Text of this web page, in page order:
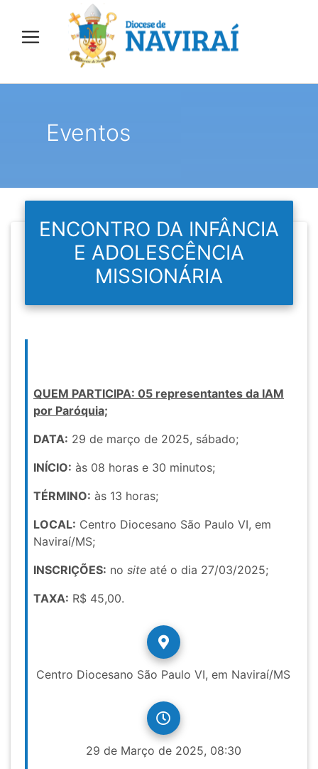
Eventos
ENCONTRO DA INFÂNCIA
E ADOLESCÊNCIA
MISSIONÁRIA
QUEM PARTICIPA: 05 representantes da IAM
por Paróquia;
DATA: 29 de março de 2025, sábado;
INÍCIO: às 08 horas e 30 minutos;
TÉRMINO: às 13 horas;
LOCAL: Centro Diocesano São Paulo VI, em
Naviraí/MS;
INSCRIÇÕES: no site até o dia 27/03/2025;
TAXA: R$ 45,00.
Centro Diocesano São Paulo VI, em Naviraí/MS
29 de Março de 2025, 08:30